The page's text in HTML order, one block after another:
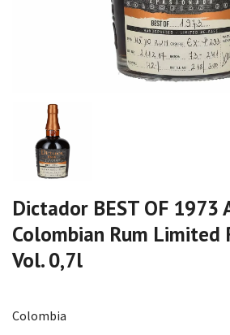
Dictador BEST OF 1973
Colombian Rum Limited
Vol. 0,7l
Colombia